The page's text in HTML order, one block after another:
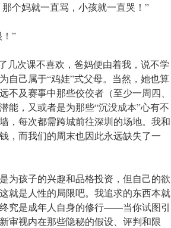
个妈就一直骂，小孩就一直哭！”
”
几次课不喜欢，爸妈便由着我，说不学
自己属于“鸡娃”式父母。当然，她也算
及赛事中那些佼佼者（至少一周四、
能，又或者是为那些“沉没成本”心有不
每次都需跨城前往深圳的场地。我和
，而我们的周末也因此永远缺失了一
为孩子的兴趣和品格投资，但自己的欲
就是人性的局限吧。我追求的东西本就
究是成年人自身的修行——当你试图引
审视内在那些隐秘的假设、评判和限